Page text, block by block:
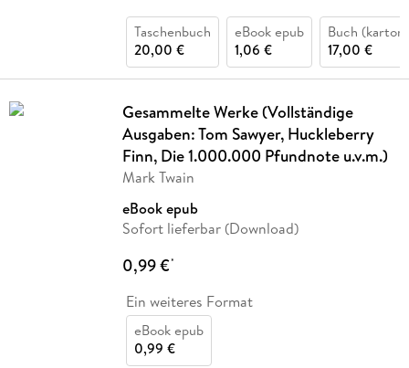
Taschenbuch
20,00 €
eBook epub
1,06 €
Buch
17,00 €
Gesammelte Werke (Vollständige
Ausgaben: Tom Sawyer, Huckleberry
Finn, Die 1.000.000 Pfundnote u.v.m.)
Mark Twain
eBook epub
Sofort lieferbar (Download)
0,99 €*
Ein weiteres Format
eBook epub
0,99 €